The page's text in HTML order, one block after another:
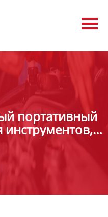
портативный
ящик для
для хранения